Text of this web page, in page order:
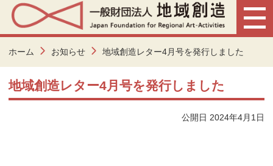
ホーム お知らせ 地域創造レター4月号を発行しました
地域創造レター4月号を発行しました
公開日 2024年4月1日